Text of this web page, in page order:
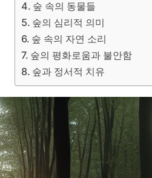
숲 속의 동물들
숲의 심리적 의미
숲 속의 자연 소리
숲의 평화로움과 불안함
숲과 정서적 치유